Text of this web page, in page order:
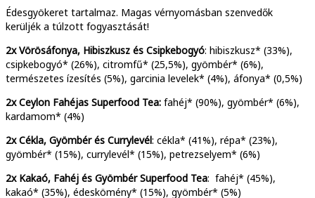
Édesgyökeret tartalmaz. Magas vérnyomásban szenvedők
kerüljék a túlzott fogyasztását!
2x Vörösáfonya, Hibiszkusz és Csipkebogyó: hibiszkusz* (33%),
csipkebogyó* (26%), citromfű* (25,5%), gyömbér* (6%),
természetes ízesítés (5%), garcinia levelek* (4%), áfonya* (0,5%)
2x Ceylon Fahéjas Superfood Tea: fahéj* (90%), gyömbér* (6%),
kardamom* (4%)
2xCékla, Gyömbér és Currylevél: cékla* (41%), répa* (23%),
gyömbér* (15%), currylevél* (15%), petrezselyem* (6%)
2x Kakaó, Fahéj és Gyömbér Superfood Tea: fahéj* (45%),
kakaó* (35%), édeskömény* (15%), gyömbér* (5%)